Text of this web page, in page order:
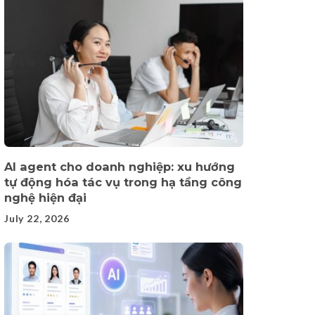
AI agent cho doanh nghiệp: xu hướng
tự động hóa tác vụ trong hạ tầng công
nghệ hiện đại
July 22, 2026